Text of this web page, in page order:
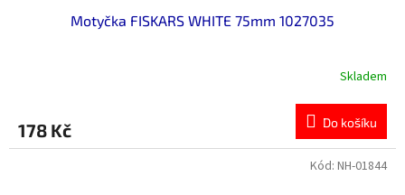
Motyčka FISKARS WHITE 75mm 1027035
Skladem
178 Kč Do košíku
Kód: NH-01844